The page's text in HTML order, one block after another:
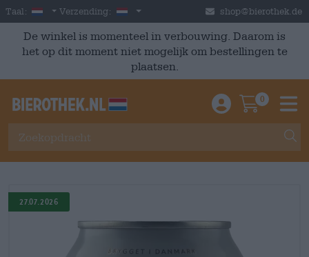
Skip to main content
Taal: Dutch
Verzending: Nederland shop@bierothek.de
De winkel is momenteel in verbouwing. Daarom is
het op dit moment niet mogelijk om bestellingen te
plaatsen.
Einloggen /
0
27.07.2026